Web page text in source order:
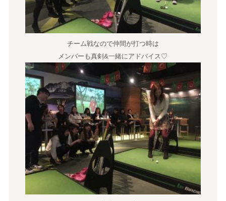
チーム戦なので仲間が打つ時は
メンバーも真剣&一緒にアドバイス♡